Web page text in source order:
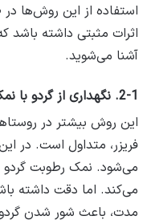
اثرات مثبتی داشته باشد
آشنا می‌شوید.
2-1. نگهداری از گردو با نمک:
این روش بیشتر در
فریزر، متداول است. در
می‌شود. نمک رطوبت گردو
می‌کند. اما دقت داشته
مدت، باعث شور شدن گردو